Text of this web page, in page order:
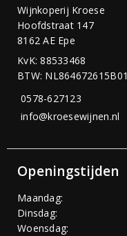
Wijnkoperij Kroese
Hoofdstraat 147
8162 AE Epe
KvK: 88533468
BTW: NL864672615B01
0578-627123
info@kroesewijnen.nl
Openingstijden
Maandag:
Dinsdag:
Woensdag: